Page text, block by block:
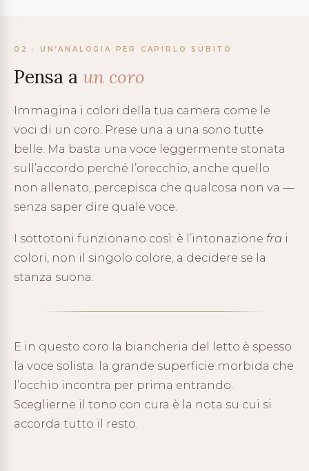
02 · UN’ANALOGIA PER CAPIRLO SUBITO
Pensa a un coro
Immagina i colori della tua camera come le
voci di un coro. Prese una a una sono tutte
belle. Ma basta una voce leggermente stonata
sull’accordo perché l’orecchio, anche quello
non allenato, percepisca che qualcosa non va —
senza saper dire quale voce.
I sottotoni funzionano così: è l’intonazione fra i
colori, non il singolo colore, a decidere se la
stanza suona.
E in questo coro la biancheria del letto è spesso
la voce solista: la grande superficie morbida che
l’occhio incontra per prima entrando.
Sceglierne il tono con cura è la nota su cui si
accorda tutto il resto.